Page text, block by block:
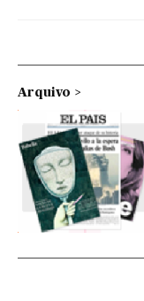
Arquivo